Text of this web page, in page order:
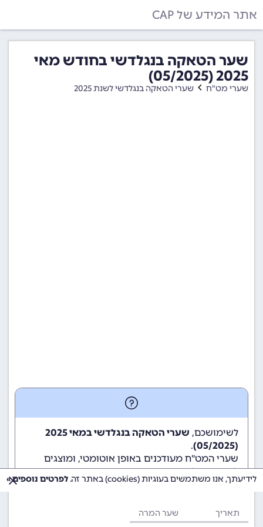
אתר המידע של CAP
שער הטאקה בנגלדשי בחודש מאי
2025 (05/2025)
שערי מט"ח שערי הטאקה בנגלדשי לשנת 2025
לשימושכם,
שערי הטאקה בנגלדשי במאי 2025
(05/2025)
.
שערי המט"ח מעודכנים באופן אוטומטי, ומוצגים
לשימוש גולשי ומשתמשי האתר.
תאריך שער המרה
לידיעתך, אנו משתמשים בעוגיות (cookies) באתר זה. לפרטים נוספים »